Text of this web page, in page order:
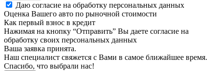
Даю согласие на обработку персональных данных
Оценка Вашего авто по рыночной стоимости
Как первый взнос в кредит
Нажимая на кнопку “Отправить” Вы даете согласие на
обработку своих персональных данных
Ваша заявка принята.
Наш специалист свяжется с Вами в самое ближайшее время.
Спасибо, что выбрали нас!